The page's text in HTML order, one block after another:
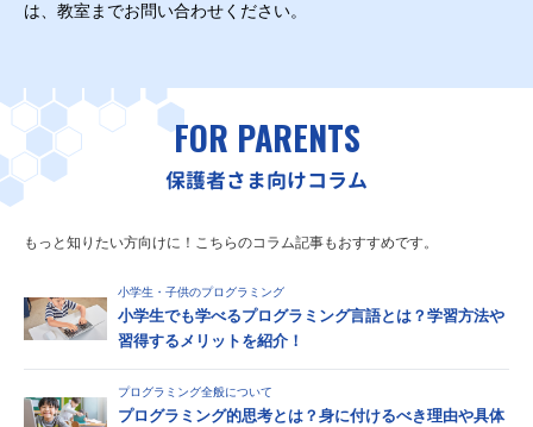
は、教室までお問い合わせください。
FOR PARENTS
保護者さま向けコラム
もっと知りたい方向けに！こちらのコラム記事もおすすめです。
小学生・子供のプログラミング
小学生でも学べるプログラミング言語とは？学習方法や
習得するメリットを紹介！
プログラミング全般について
プログラミング的思考とは？身に付けるべき理由や具体